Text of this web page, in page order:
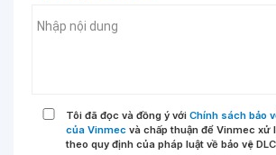
Tôi đã đọc và đồng ý với Chính sách bảo
của Vinmec và chấp thuận để Vinmec xử
theo quy định của pháp luật về bảo vệ